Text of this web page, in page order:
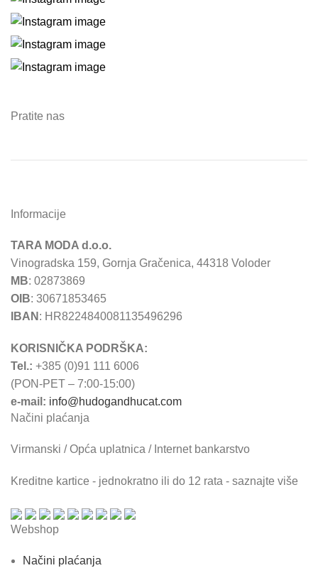
Pratite nas
Informacije
TARA MODA d.o.o.
Vinogradska 159, Gornja Gračenica, 44318 Voloder
MB: 02873869
OIB: 30671853465
IBAN : HR8224840081135496296
KORISNIČKA PODRŠKA:
Tel.: +385 (0)91 111 6006
(PON-PET – 7:00-15:00)
e-mail: info@hudogandhucat.com
Načini plaćanja
Virmanski / Opća uplatnica / Internet bankarstvo
Kreditne kartice - jednokratno ili do 12 rata - saznajte više
Webshop
Načini plaćanja